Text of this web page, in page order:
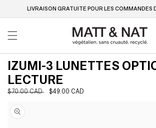
et passer
LIVRAISON GRATUITE POUR LES COMMANDES
IZUMI-3 LUNETTES
LECTURE
Prix
$70.00 CAD
Prix
$49.00 CAD
informations
produits